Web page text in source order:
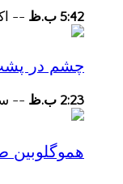
5:42 ب.ظ --
چشم در
2:23 ب.ظ --
هموگلوبین